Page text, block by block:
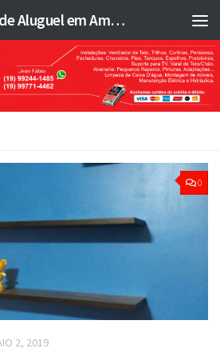
Jean Fabio - Marido de Aluguel em Americana SP e região - JFMA
0
2, 2019